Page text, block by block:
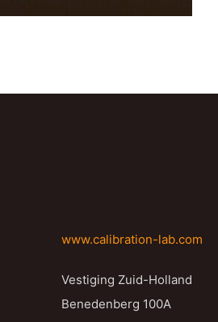
www.calibration-lab.com
Vestiging Zuid-Holland
Benedenberg 100A